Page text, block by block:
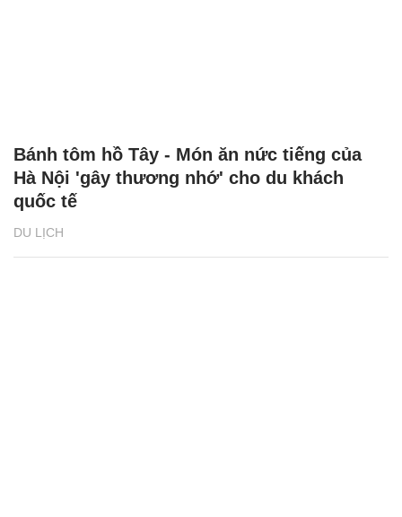
DU LỊCH
Bánh tôm hồ Tây - Món ăn nức tiếng của
Hà Nội 'gây thương nhớ' cho du khách
quốc tế